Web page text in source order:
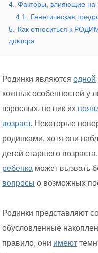
4.
Факторы, влияющие на
4.1.
Генетическая
5.
Как относиться к
доктора
Родинки являются одной
кожных особенностей у
взрослых, но пик их
возраст. Некоторые
родинками, хотя они
детей старшего
ребенка может вызвать
вопросы о возможных
Родинки представляют
обусловленные
правило, они имеют